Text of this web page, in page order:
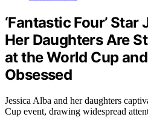
‘Fantastic Four’
Her Daughters Are
at the World Cup
Obsessed
Jessica Alba and her daughters
Cup event, drawing widespread